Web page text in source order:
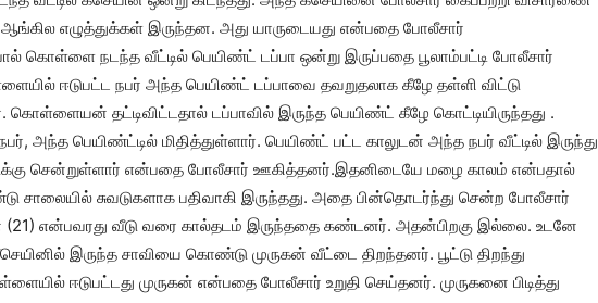
எழுத்துக்கள் இருந்தன. அது யாருடையது என்பதை போலீசார்
கொள்ளை நடந்த வீட்டில் பெயிண்ட் டப்பா ஒன்று இருப்பதை பூலாம்பட்டி போலீசார்
ஈடுபட்ட நபர் அந்த பெயிண்ட் டப்பாவை தவறுதலாக கீழே தள்ளி விட்டு
தட்டிவிட்டதால் டப்பாவில் இருந்த பெயிண்ட் கீழே கொட்டியிருந்தது .
அந்த பெயிண்ட்டில் மிதித்துள்ளார். பெயிண்ட் பட்ட காலுடன் அந்த நபர் வீட்டில் இருந்து
சென்றுள்ளார் என்பதை போலீசார் ஊகித்தனர்.இதனிடையே மழை காலம் என்பதால்
சாலையில் சுவடுகளாக பதிவாகி இருந்தது. அதை பின்தொடர்ந்து சென்ற போலீசார்
(21) என்பவரது வீடு வரை கால்தடம் இருந்ததை கண்டனர். அதன்பிறகு இல்லை. உடனே
இருந்த சாவியை கொண்டு முருகன் வீட்டை திறந்தனர். பூட்டு திறந்து
ஈடுபட்டது முருகன் என்பதை போலீசார் உறுதி செய்தனர். முருகனை பிடித்து